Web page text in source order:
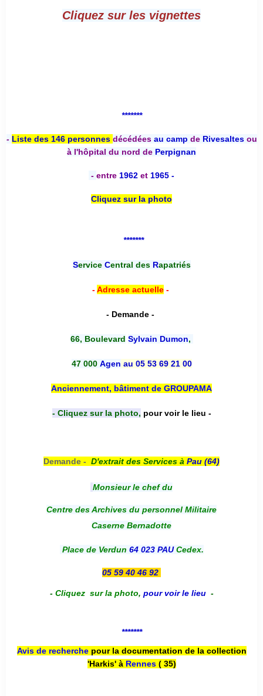
Cliquez sur les vignettes
*******
- Liste des 146 personnes décédées au camp deRivesaltesou
à l'hôpital du nord de Perpignan
- entre 1962 et 1965 -
Cliquez sur la photo
*******
Service Central desRapatriés
-Adresse actuelle-
- Demande -
66, Boulevard Sylvain Dumon,
47 000 Agen au 05 53 69 21 00
Anciennement, bâtiment de GROUPAMA
- Cliquez sur la photo, pour voir le lieu -
Demande - D'extrait des Services à Pau (64)
Monsieur le chef du
Centre des Archives du personnel Militaire
Caserne Bernadotte
Place de Verdun 64 023 PAUCedex.
05 59 40 46 92
- Cliquez sur la photo, pour voir le lieu -
*******
Avis de recherche pour la documentation de la collection
'Harkis' à Rennes( 35)